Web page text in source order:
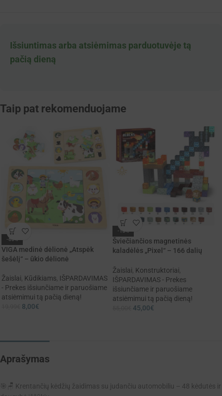
Išsiuntimas arba atsiėmimas parduotuvėje tą
pačią dieną
Taip pat rekomenduojame
-60%
VIGA medinė dėlionė „Atspėk
šešėlį“ – ūkio dėlionė
Žaislai, Kūdikiams, IŠPARDAVIMAS
- Prekes išsiunčiame ir paruošiame
atsiėmimui tą pačią dieną!
8,00€
-18%
Šviečiančios magnetinės
kaladėlės „Pixel“ – 166 dalių
Žaislai, Konstruktoriai,
IŠPARDAVIMAS - Prekes
išsiunčiame ir paruošiame
atsiėmimui tą pačią dieną!
45,00€
Aprašymas
🎯🪑 Krentančių kėdžių žaidimas su judančiu automobiliu – 48 kėdutės ir